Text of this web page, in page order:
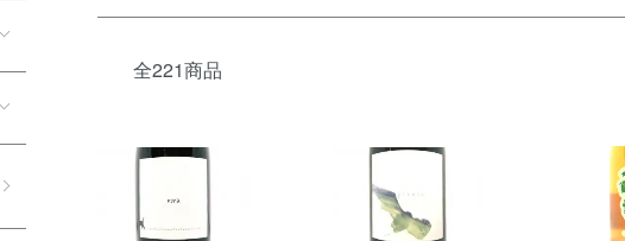
全221商品